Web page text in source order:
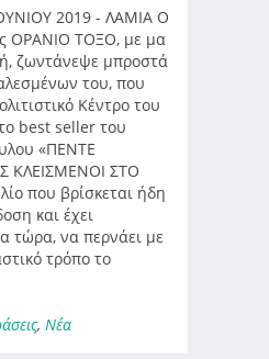
2019 - ΛΑΜΙΑ Ο
ΟΡΑΝΙΟ ΤΟΞΟ, με μα
ζωντάνεψε μπροστά
του, που
Κέντρο του
best seller του
«ΠΕΝΤΕ
ΚΛΕΙΣΜΕΝΟΙ ΣΤΟ
που βρίσκεται ήδη
και έχει
τώρα, να περνάει με
τρόπο το
, Νέα